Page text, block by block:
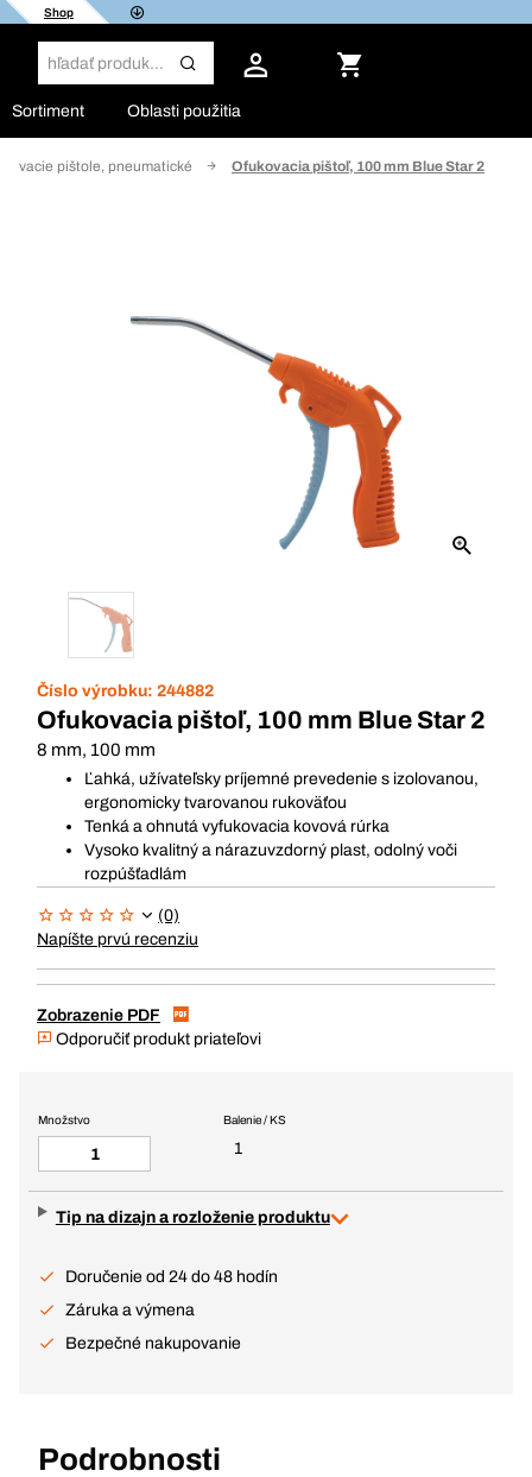
Shop
Sortiment Oblasti použitia
pištole, pneumatické Ofukovacia pištoľ, 100 mm Blue Star 2
Číslo výrobku: 244882
Ofukovacia pištoľ, 100 mm Blue Star 2
8 mm, 100 mm
Ľahká, užívateľsky príjemné prevedenie s izolovanou,
ergonomicky tvarovanou rukoväťou
Tenká a ohnutá vyfukovacia kovová rúrka
Vysoko kvalitný a nárazuvzdorný plast, odolný voči
rozpúšťadlám
(0)
Napíšte prvú recenziu
Zobrazenie PDF
Odporučiť produkt priateľovi
Balenie / KS
1
Množstvo
Tip na dizajn a rozloženie produktu
Doručenie od 24 do 48 hodín
Záruka a výmena
Bezpečné nakupovanie
Podrobnosti